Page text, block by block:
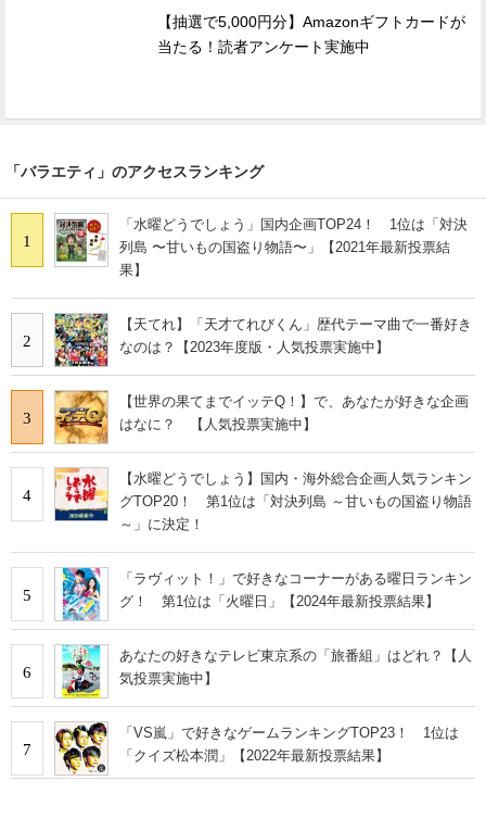
【抽選で5,000円分】Amazonギフトカードが
当たる！読者アンケート実施中
「バラエティ」のアクセスランキング
1
「水曜どうでしょう」国内企画TOP24！ 1位は「対決
列島 〜甘いもの国盗り物語〜」【2021年最新投票結
果】
2
【天てれ】「天才てれびくん」歴代テーマ曲で一番好き
なのは？【2023年度版・人気投票実施中】
3
【世界の果てまでイッテQ！】で、あなたが好きな企画
はなに？ 【人気投票実施中】
4
【水曜どうでしょう】国内・海外総合企画人気ランキン
グTOP20！ 第1位は「対決列島 ～甘いもの国盗り物語
～」に決定！
5
「ラヴィット！」で好きなコーナーがある曜日ランキン
グ！ 第1位は「火曜日」【2024年最新投票結果】
6
あなたの好きなテレビ東京系の「旅番組」はどれ？【人
気投票実施中】
7
「VS嵐」で好きなゲームランキングTOP23！ 1位は
「クイズ松本潤」【2022年最新投票結果】